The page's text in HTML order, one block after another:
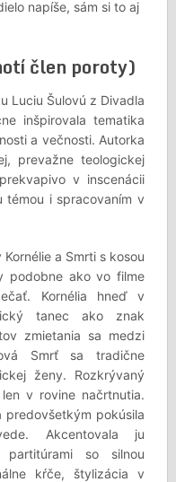
napíše, sám si to aj
člen poroty)
Luciu Šulovú z Divadla
inšpirovala tematika
a večnosti. Autorka
prevažne teologickej
v inscenácii
témou i spracovaním v
a Smrti s kosou
podobne ako vo filme
Kornélia hneď v
tanec ako znak
zmietania sa medzi
Smrť sa tradične
ženy. Rozkrývaný
v rovine načrtnutia.
predovšetkým pokúsila
Akcentovala ju
partitúrami so silnou
kŕče, štylizácia v